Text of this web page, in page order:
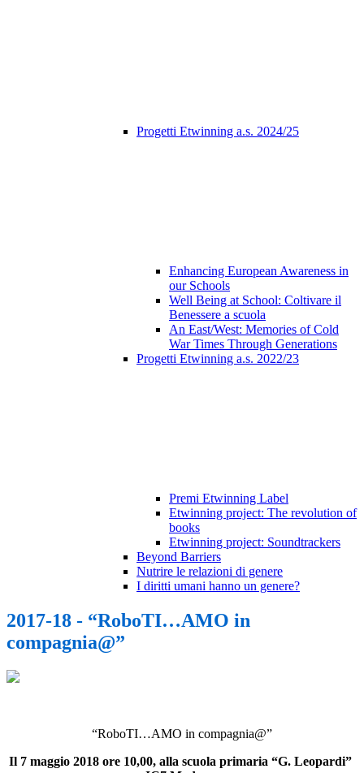
Progetti Etwinning a.s. 2024/25
Enhancing European Awareness in
our Schools
Well Being at School: Coltivare il
Benessere a scuola
An East/West: Memories of Cold
War Times Through Generations
Progetti Etwinning a.s. 2022/23
Premi Etwinning Label
Etwinning project: The revolution of
books
Etwinning project: Soundtrackers
Beyond Barriers
Nutrire le relazioni di genere
I diritti umani hanno un genere?
2017-18 - “RoboTI…AMO in
compagnia@”
“RoboTI…AMO in compagnia@”
Il 7 maggio 2018 ore 10,00, alla scuola primaria “G. Leopardi”